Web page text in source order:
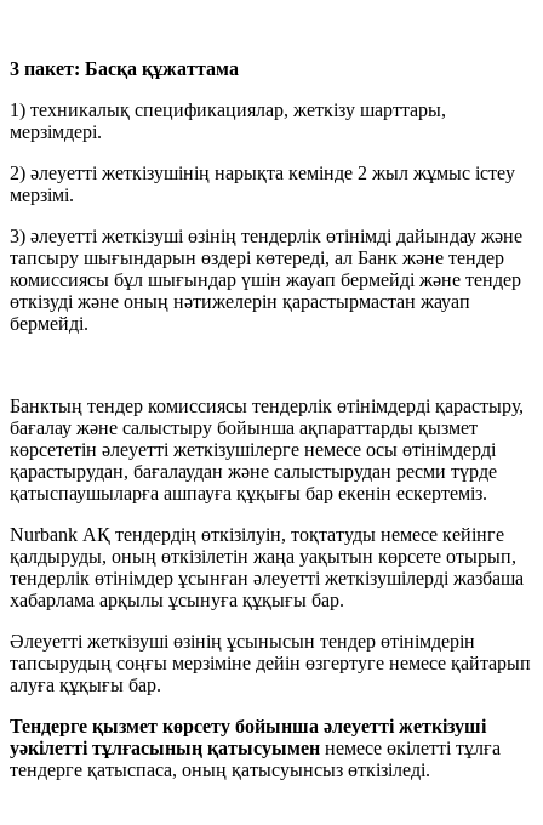
3 пакет: Басқа құжаттама
1) техникалық спецификациялар, жеткізу шарттары,
мерзімдері.
2) әлеуетті жеткізушінің нарықта кемінде 2 жыл жұмыс істеу
мерзімі.
3) әлеуетті жеткізуші өзінің тендерлік өтінімді дайындау және
тапсыру шығындарын өздері көтереді, ал Банк және тендер
комиссиясы бұл шығындар үшін жауап бермейді және тендер
өткізуді және оның нәтижелерін қарастырмастан жауап
бермейді.
Банктың тендер комиссиясы тендерлік өтінімдерді қарастыру,
бағалау және салыстыру бойынша ақпараттарды қызмет
көрсететін әлеуетті жеткізушілерге немесе осы өтінімдерді
қарастырудан, бағалаудан және салыстырудан ресми түрде
қатыспаушыларға ашпауға құқығы бар екенін ескертеміз.
Nurbank АҚ тендердің өткізілуін, тоқтатуды немесе кейінге
қалдыруды, оның өткізілетін жаңа уақытын көрсете отырып,
тендерлік өтінімдер ұсынған әлеуетті жеткізушілерді жазбаша
хабарлама арқылы ұсынуға құқығы бар.
Әлеуетті жеткізуші өзінің ұсынысын тендер өтінімдерін
тапсырудың соңғы мерзіміне дейін өзгертуге немесе қайтарып
алуға құқығы бар.
Тендерге қызмет көрсету бойынша әлеуетті жеткізуші
уәкілетті тұлғасының қатысуымен немесе өкілетті тұлға
тендерге қатыспаса, оның қатысуынсыз өткізіледі.